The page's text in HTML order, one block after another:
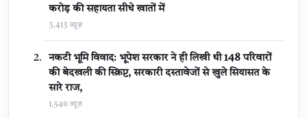
करोड़ की सहायता सीधे खातों में
3,413 व्यूज़
नकटी भूमि विवाद: भूपेश सरकार ने ही लिखी थी 148 परिवारों
की बेदखली की स्क्रिप्ट, सरकारी दस्तावेजों से खुले सियासत के
सारे राज,
1,540 व्यूज़